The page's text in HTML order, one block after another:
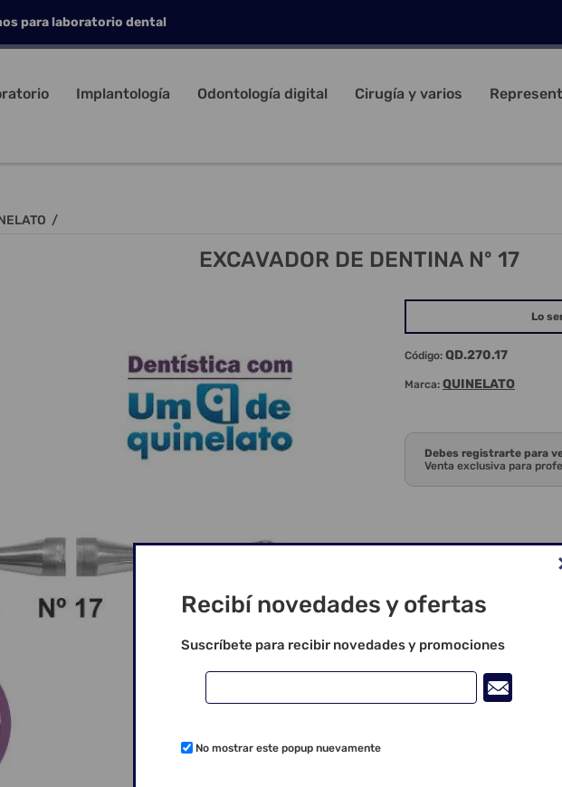
para laboratorio dental
Implantología Odontología digital Cirugía y varios
/
EXCAVADOR DE DENTINA Nº 17
Lo
Código: QD.270.17
Marca: QUINELATO
Debes registrarte para
Venta exclusiva para
Recibí novedades y ofertas
Suscríbete para recibir novedades y promociones
No mostrar este popup nuevamente